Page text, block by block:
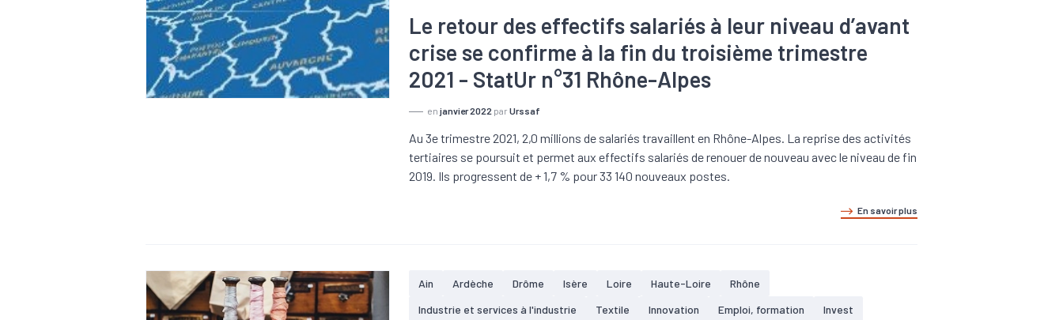
Le retour des effectifs salariés à leur niveau d’avant
crise se confirme à la fin du troisième trimestre
2021 - StatUr n°31 Rhône-Alpes
enjanvier 2022 parUrssaf
Au 3e trimestre 2021, 2,0 millions de salariés travaillent en Rhône-Alpes. La reprise des activités
tertiaires se poursuit et permet aux effectifs salariés de renouer de nouveau avec le niveau de fin
2019. Ils progressent de + 1,7 % pour 33 140 nouveaux postes.
En savoir plus
Ain Ardèche Drôme Isère Loire Haute-Loire
Rhône
Industrie et services à l'industrie
Textile Innovation Emploi, formation Invest